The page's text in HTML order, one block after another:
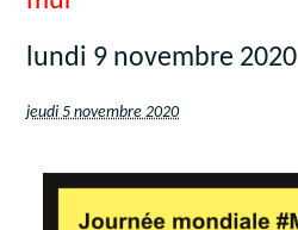
lundi 9 novembre 2020
jeudi 5 novembre 2020